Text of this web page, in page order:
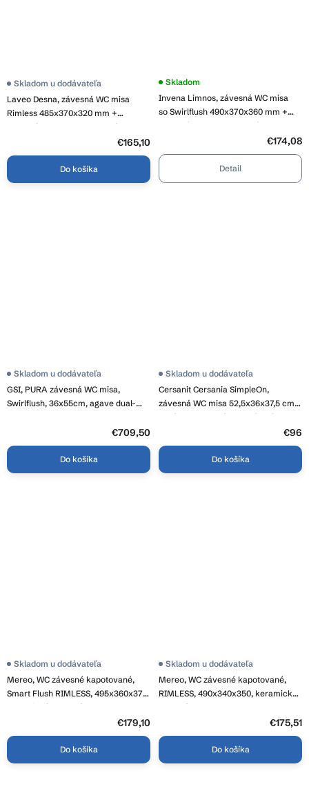
Laveo Desna, závesná WC misa
Rimless 485x370x320 mm +
toaletné sedadlo, biela lesklá, LAV-
Skladom u dodávateľa
€165,10
Do košíka
Invena Limnos, závesná WC misa
so Swirlflush 490x370x360 mm +
toaletné sedadlo s pomalým
zatváraním, biela, INV-CE-93-001-L
Skladom
€174,08
Detail
GSI, PURA závesná WC misa,
Swirlflush, 36x55cm, agave dual-
Skladom u dodávateľa
€709,50
Do košíka
Cersanit Cersania SimpleOn,
závesná WC misa 52,5x36x37,5 cm +
sedátko s pomalým zatváraním z
biela, S701-566
Skladom u dodávateľa
€96
Do košíka
Mereo, WC závesné kapotované,
Smart Flush RIMLESS, 495x360x370,
keramické, vr. sedátka CSS115SN,
Skladom u dodávateľa
€179,10
Do košíka
Mereo, WC závesné kapotované,
RIMLESS, 490x340x350, keramické,
vr. sedátka, MER-VSD83S
Skladom u dodávateľa
€175,51
Do košíka